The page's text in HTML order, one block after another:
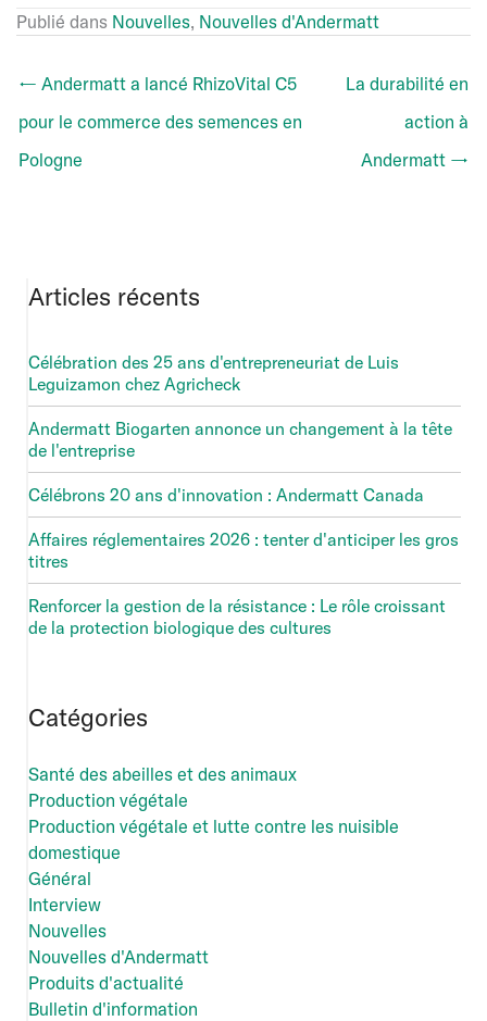
Publié dans Nouvelles, Nouvelles d'Andermatt
← Andermatt a lancé RhizoVital C5
pour le commerce des semences en
Pologne
La durabilité en
action à
Andermatt →
Articles récents
Célébration des 25 ans d'entrepreneuriat de Luis
Leguizamon chez Agricheck
Andermatt Biogarten annonce un changement à la tête
de l'entreprise
Célébrons 20 ans d'innovation : Andermatt Canada
Affaires réglementaires 2026 : tenter d'anticiper les gros
titres
Renforcer la gestion de la résistance : Le rôle croissant
de la protection biologique des cultures
Catégories
Santé des abeilles et des animaux
Production végétale
Production végétale et lutte contre les nuisible
domestique
Général
Interview
Nouvelles
Nouvelles d'Andermatt
Produits d'actualité
Bulletin d'information